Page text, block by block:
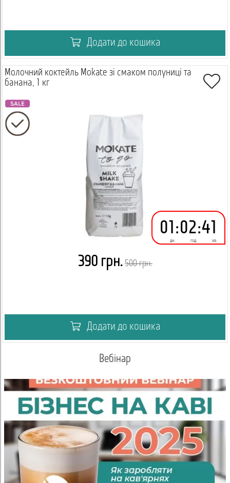
Додати до кошика
Молочний коктейль Mokate зі смаком полуниці та
банана, 1 кг
01
дн.
:02
год.
:41
хв.
390 грн. 500 грн.
Додати до кошика